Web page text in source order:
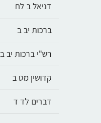
דניאל ב לח
ברכות יב ב
רש"י ברכות יב ב
קדושין מט ב
דברים לד ד